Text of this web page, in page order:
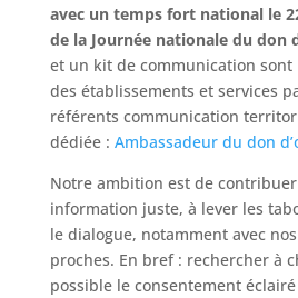
avec un temps fort national le
de la Journée nationale du don
et un kit de communication sont
des établissements et services
référents communication
dédiée : Ambassadeur du don
Notre ambition est de
information juste, à lever les
le dialogue, notamment avec
proches. En bref : rechercher à
possible le consentement